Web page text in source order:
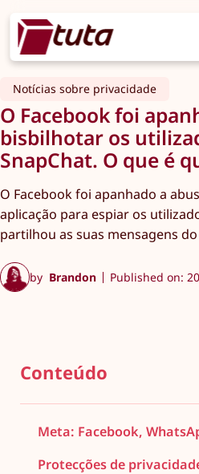
Notícias sobre privacidade
O Facebook foi
bisbilhotar os
SnapChat. O que é
O Facebook foi apanhado a
aplicação para espiar os
partilhou as suas mensagens
by Brandon Published on:
Conteúdo
Meta: Facebook,
Protecções de